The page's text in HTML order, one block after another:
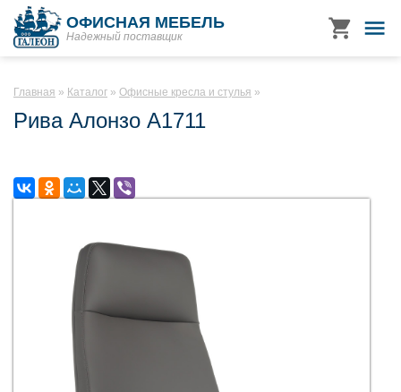
ОФИСНАЯ МЕБЕЛЬ
Надежный поставщик
Главная Каталог Офисные кресла и стулья
Рива Алонзо A1711